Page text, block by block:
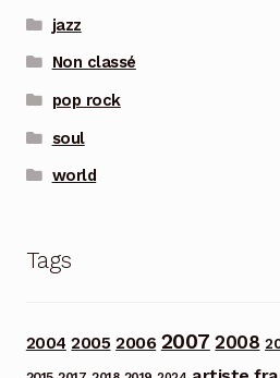
jazz
Non classé
pop rock
soul
world
Tags
2004 2005 2006 2007 2008